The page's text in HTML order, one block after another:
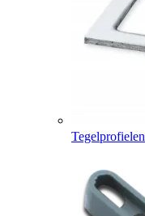
Tegelprofielen